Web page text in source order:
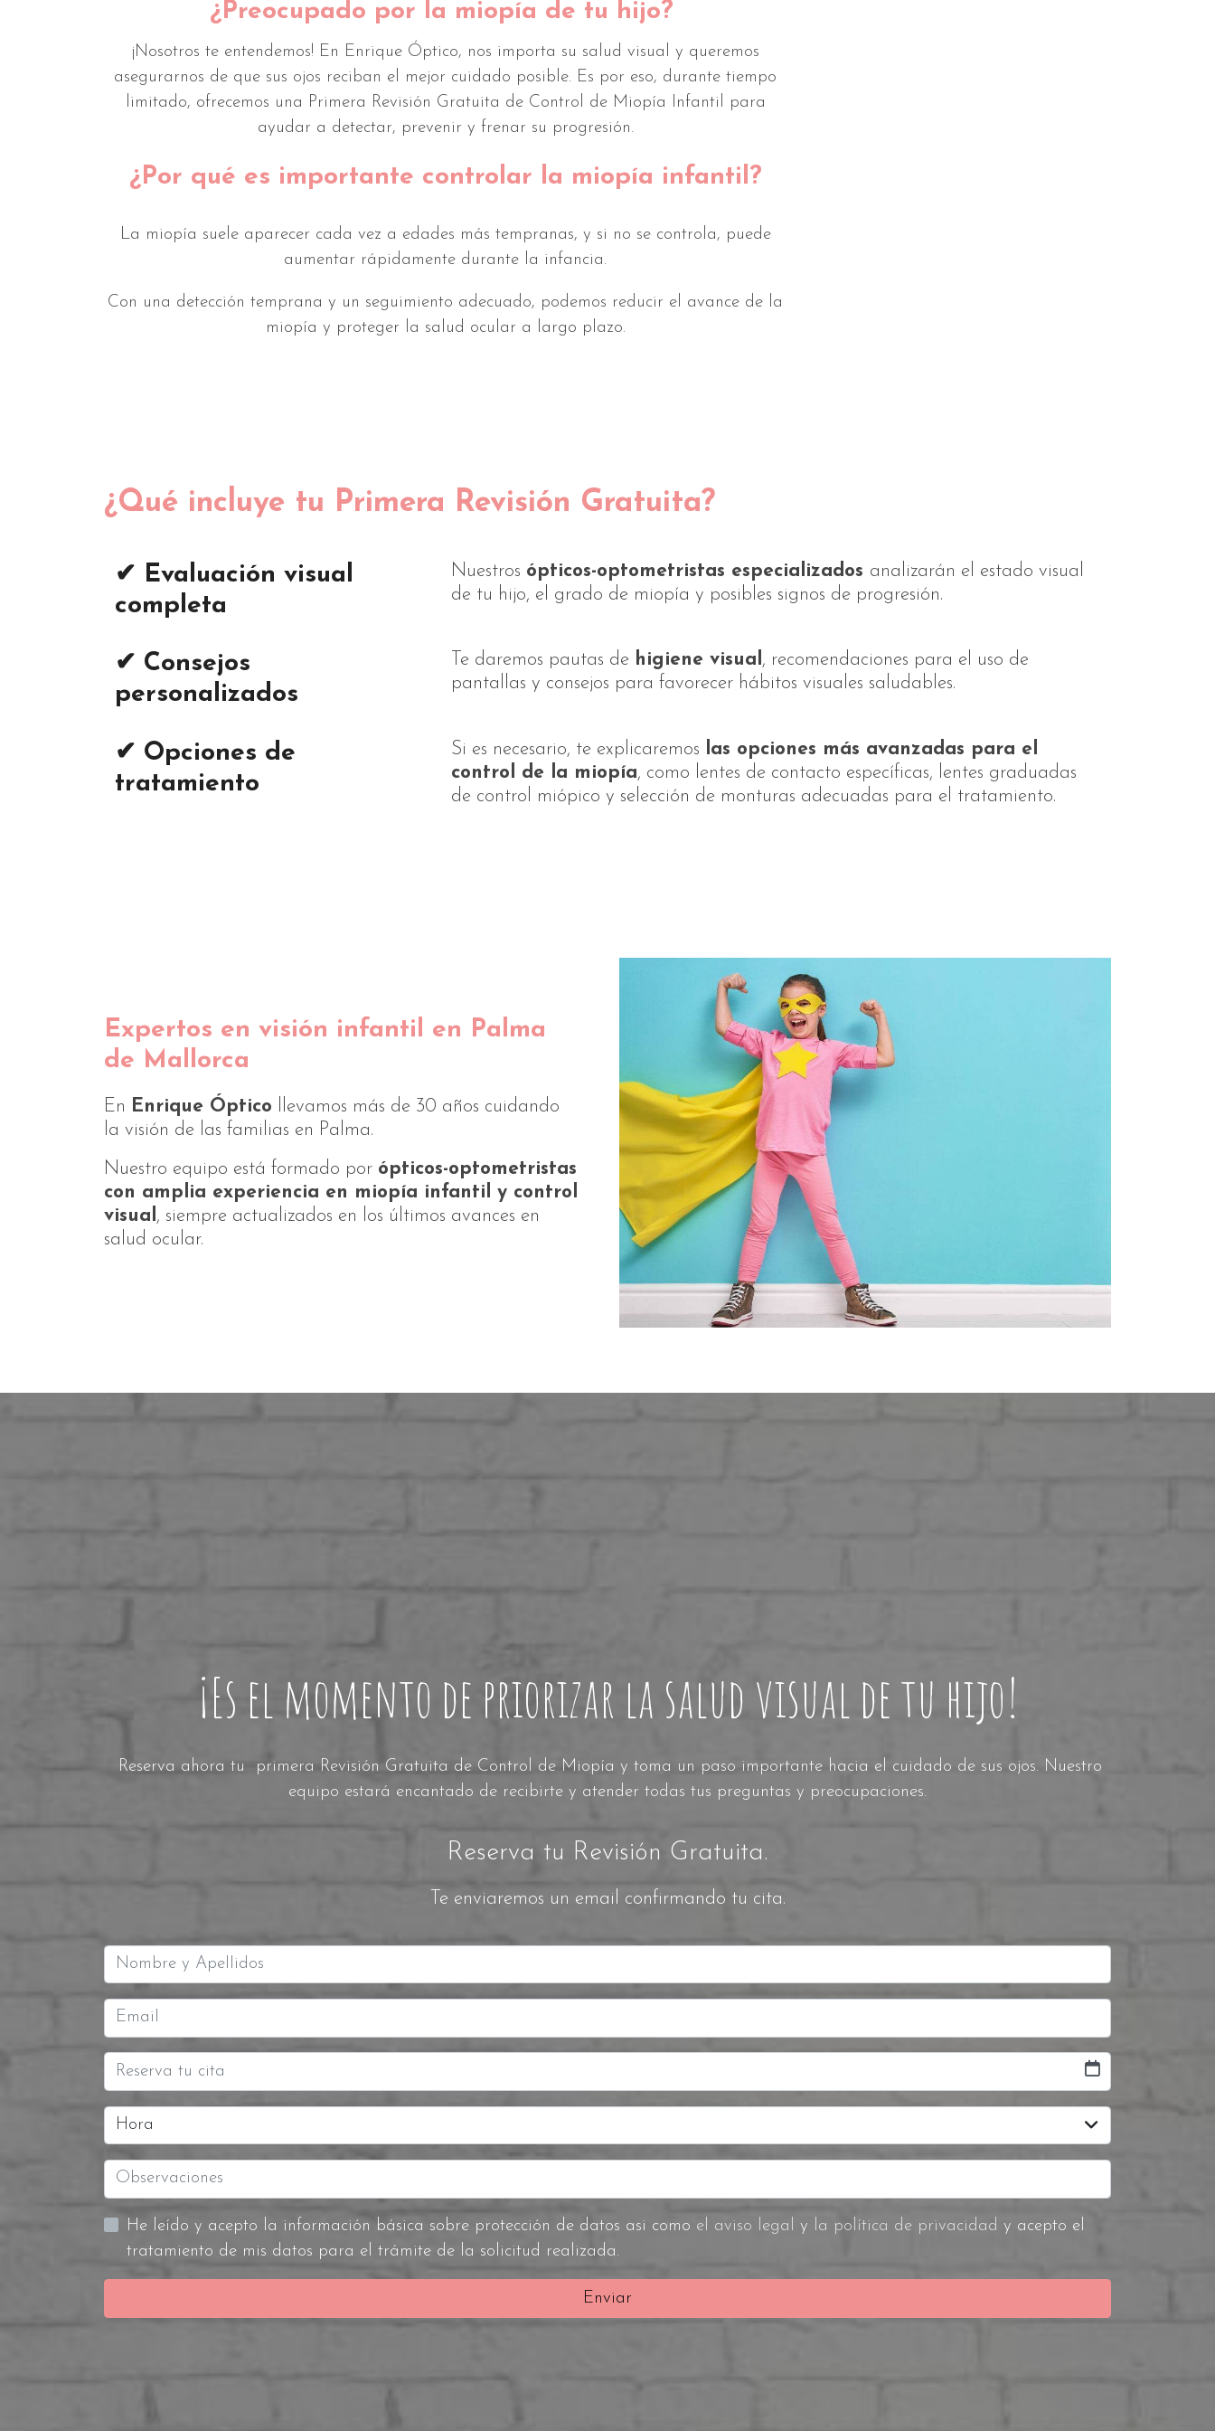
¿Preocupado por la miopía de tu hijo?
¡Nosotros te entendemos! En Enrique Óptico, nos importa su salud visual y queremos
asegurarnos de que sus ojos reciban el mejor cuidado posible. Es por eso, durante tiempo
limitado, ofrecemos una Primera Revisión Gratuita de Control de Miopía Infantil para
ayudar a detectar, prevenir y frenar su progresión.
¿Por qué es importante controlar la miopía infantil?
La miopía suele aparecer cada vez a edades más tempranas, y si no se controla, puede
aumentar rápidamente durante la infancia.
Con una detección temprana y un seguimiento adecuado, podemos reducir el avance de la
miopía y proteger la salud ocular a largo plazo.
¿Qué incluye tu Primera Revisión Gratuita?
✔ Evaluación visual
completa
Nuestros ópticos-optometristas especializados analizarán el estado visual
de tu hijo, el grado de miopía y posibles signos de progresión.
✔ Consejos
personalizados
Te daremos pautas de higiene visual, recomendaciones para el uso de
pantallas y consejos para favorecer hábitos visuales saludables.
✔ Opciones de
tratamiento
Si es necesario, te explicaremos
las opciones más avanzadas para el
control de la miopía, como lentes de contacto específicas, lentes graduadas
de control miópico y selección de monturas adecuadas para el tratamiento.
Expertos en visión infantil en Palma
de Mallorca
En Enrique Óptico llevamos más de 30 años cuidando
la visión de las familias en Palma.
Nuestro equipo está formado por ópticos-optometristas
con amplia experiencia en miopía infantil y control
visual , siempre actualizados en los últimos avances en
salud ocular.
¡Es el momento de priorizar la salud visual de tu hijo!
Reserva ahora tu primera Revisión Gratuita de Control de Miopía y toma un paso importante hacia el cuidado de sus ojos. Nuestro
equipo estará encantado de recibirte y atender todas tus preguntas y preocupaciones.
Reserva tu Revisión Gratuita.
Te enviaremos un email confirmando tu cita.
Hora
He leído y acepto la información básica sobre protección de datos asi como el aviso legal y la política de privacidad y acepto el
tratamiento de mis datos para el trámite de la solicitud realizada.
Enviar